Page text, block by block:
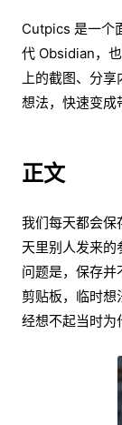
Cutpics 是一个
代 Obsidian，
上的截图、分
想法，快速变成
正文
我们每天都会保
天里别人发来的
问题是，保存并
剪贴板，临时
经想不起当时为